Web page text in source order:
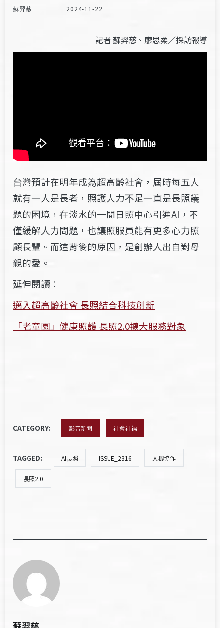
蘇羿慈 2024-11-22
記者 蘇羿慈、廖思柔／採訪報導
台灣預計在明年成為超高齡社會，屆時每五人
就有一人是長者，照護人力不足一直是長照議
題的困境，在淡水的一間日照中心引進AI，不
僅緩解人力問題，也讓照服員能有更多心力照
顧長輩。而這背後的原因，是創辦人出自對母
親的愛。
延伸閱讀：
邁入超高齡社會 長照結合科技創新
「老童園」健康照護 長照2.0擴大服務對象
CATEGORY: 影音新聞 社會社福
TAGGED: AI長照 ISSUE_2316 人機協作
長照2.0